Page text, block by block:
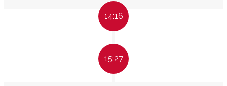
14:16
15:27